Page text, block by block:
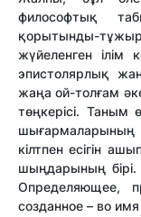
философтық
қорытынды-
жүйеленген ілім
эпистолярлық
жаңа ой-толғам
төңкерісі. Таным
шығармаларының
кілтпен есігін
шыңдарының
Определяющее,
созданное – во